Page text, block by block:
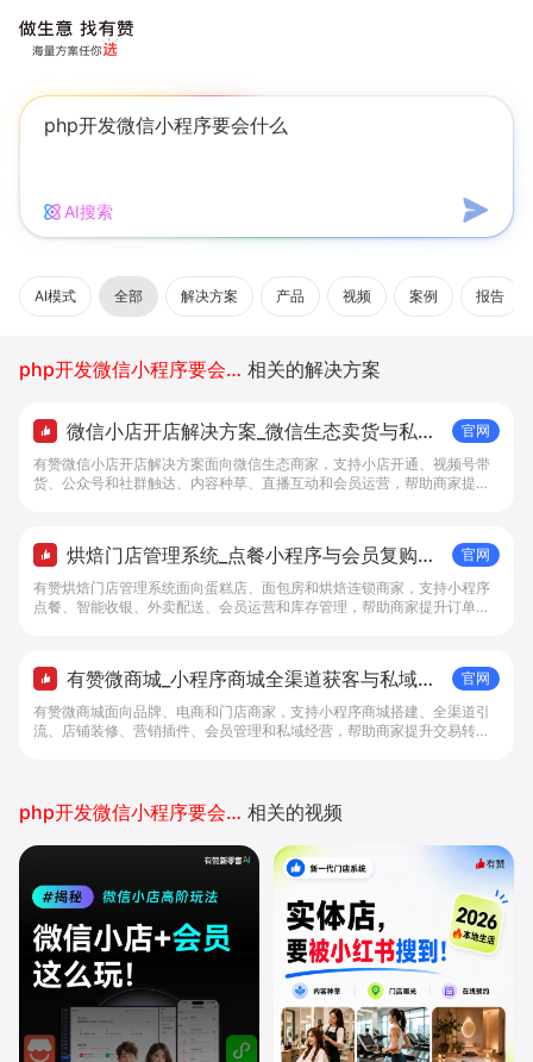
AI搜索
AI模式 全部 解决方案 产品 视频 案例 报告
php开发微信小程序要会什么 相关的解决方案
微信小店开店解决方案_微信生态卖货与私域
经营 - 做生意, 找有赞
官网
有赞微信小店开店解决方案面向微信生态商家，支持小店开通、视频号带
货、公众号和社群触达、内容种草、直播互动和会员运营，帮助商家提升
烘焙门店管理系统_点餐小程序与会员复购工
具 - 做生意, 找有赞
官网
有赞烘焙门店管理系统面向蛋糕店、面包房和烘焙连锁商家，支持小程序
点餐、智能收银、外卖配送、会员运营和库存管理，帮助商家提升订单转
有赞微商城_小程序商城全渠道获客与私域复
购工具 - 做生意, 找有赞
官网
有赞微商城面向品牌、电商和门店商家，支持小程序商城搭建、全渠道引
流、店铺装修、营销插件、会员管理和私域经营，帮助商家提升交易转化
php开发微信小程序要会什么 相关的视频